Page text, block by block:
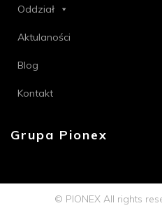
Oddział
Aktulaności
Blog
Kontakt
Grupa Pionex
Chemia Bielsko
Profi PSB© PIONEX All rights